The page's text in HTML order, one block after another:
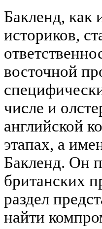
Бакленд, как
историков,
восточной
числе и
английской
этапах, а
Бакленд. Он
британских
раздел
найти